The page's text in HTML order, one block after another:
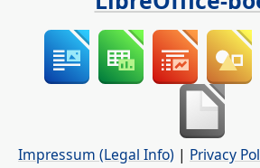
Impressum (Legal Info) | Privacy